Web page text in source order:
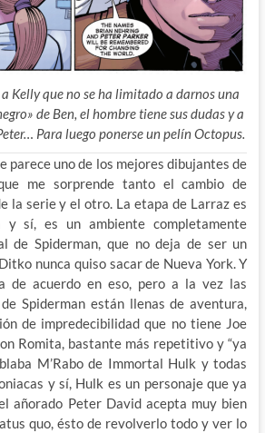
Kelly que no se ha limitado a darnos una
de Ben, el hombre tiene sus dudas y a
Para luego ponerse un pelín Octopus.
parece uno de los mejores dibujantes de
me sorprende tanto el cambio de
la serie y el otro. La etapa de Larraz es
y sí, es un ambiente completamente
de Spiderman, que no deja de ser un
nunca quiso sacar de Nueva York. Y
de acuerdo en eso, pero a la vez las
Spiderman están llenas de aventura,
de impredecibilidad que no tiene Joe
Romita, bastante más repetitivo y “ya
M’Rabo de Immortal Hulk y todas
y sí, Hulk es un personaje que ya
añorado Peter David acepta muy bien
quo, ésto de revolverlo todo y ver lo